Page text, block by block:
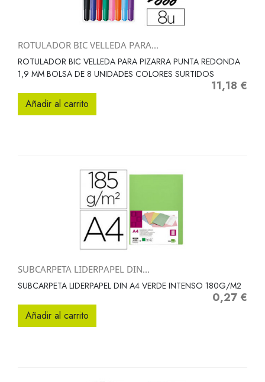
ROTULADOR BIC VELLEDA PARA...
ROTULADOR BIC VELLEDA PARA PIZARRA PUNTA REDONDA
1,9 MM BOLSA DE 8 UNIDADES COLORES SURTIDOS
Precio
11,18 €
Añadir al carrito
SUBCARPETA LIDERPAPEL DIN...
SUBCARPETA LIDERPAPEL DIN A4 VERDE INTENSO 180G/M2
Precio
0,27 €
Añadir al carrito